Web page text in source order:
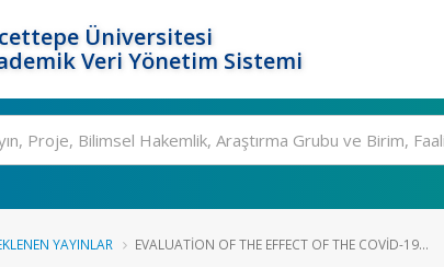
Üniversitesi
Veri Yönetim Sistemi
YAYINLAR EVALUATION OF THE EFFECT OF THE COVID-19...